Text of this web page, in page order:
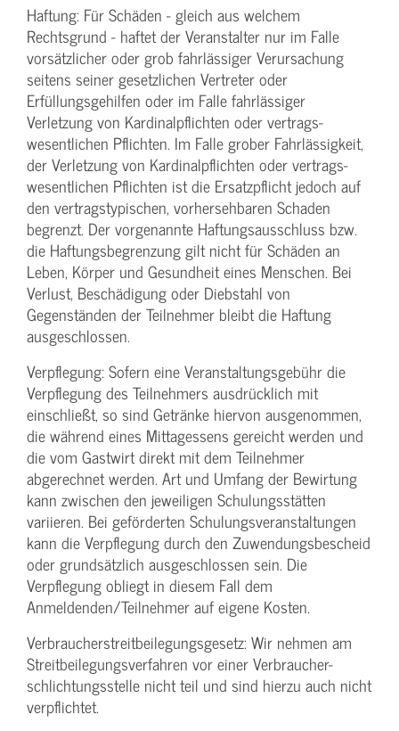
Haftung: Für Schäden - gleich aus welchem
Rechtsgrund - haftet der Veranstalter nur im Falle
vorsätzlicher oder grob fahrlässiger Verursachung
seitens seiner gesetzlichen Vertreter oder
Erfüllungsgehilfen oder im Falle fahrlässiger
Verletzung von Kardinalpflichten oder vertrags­
wesentlichen Pflichten. Im Falle grober Fahrlässigkeit,
der Verletzung von Kardinalpflichten oder vertrags­
wesentlichen Pflichten ist die Ersatzpflicht jedoch auf
den vertragstypischen, vorhersehbaren Schaden
begrenzt. Der vorgenannte Haftungs­ausschluss bzw.
die Haftungs­begrenzung gilt nicht für Schäden an
Leben, Körper und Gesundheit eines Menschen. Bei
Verlust, Beschädigung oder Diebstahl von
Gegenständen der Teilnehmer bleibt die Haftung
ausgeschlossen.
Verpflegung: Sofern eine Veranstaltungs­gebühr die
Verpflegung des Teilnehmers ausdrücklich mit
einschließt, so sind Getränke hiervon ausgenommen,
die während eines Mittagessens gereicht werden und
die vom Gastwirt direkt mit dem Teilnehmer
abgerechnet werden. Art und Umfang der Bewirtung
kann zwischen den jeweiligen Schulungsstätten
variieren. Bei geförderten Schulungs­veranstaltungen
kann die Verpflegung durch den Zuwendungs­bescheid
oder grundsätzlich ausgeschlossen sein. Die
Verpflegung obliegt in diesem Fall dem
Anmeldenden/­Teilnehmer auf eigene Kosten.
Verbraucher­streitbeilegungs­gesetz: Wir nehmen am
Streit­beilegungs­verfahren vor einer Verbraucher­
schlichtungs­stelle nicht teil und sind hierzu auch nicht
verpflichtet.